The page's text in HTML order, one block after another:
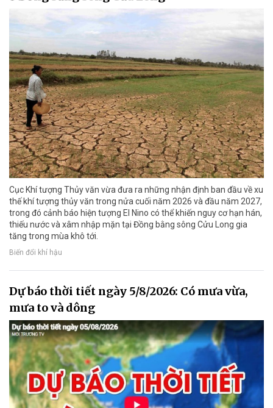
Cục Khí tượng Thủy văn vừa đưa ra những nhận định ban đầu về xu
thế khí tượng thủy văn trong nửa cuối năm 2026 và đầu năm 2027,
trong đó cảnh báo hiện tượng El Nino có thể khiến nguy cơ hạn hán,
thiếu nước và xâm nhập mặn tại Đồng bằng sông Cửu Long gia
tăng trong mùa khô tới.
Biến đổi khí hậu
Dự báo thời tiết ngày 5/8/2026: Có mưa vừa,
mưa to và dông